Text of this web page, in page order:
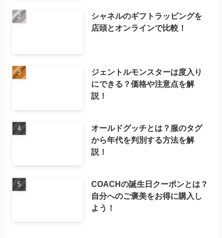
シャネルのギフトラッピングを
店頭とオンラインで比較！
ジェントルモンスターは度入り
にできる？価格や注意点を解
説！
オールドグッチとは？服のタグ
から年代を判別する方法を解
説！
COACHの誕生日クーポンとは？
自分へのご褒美をお得に購入し
よう！